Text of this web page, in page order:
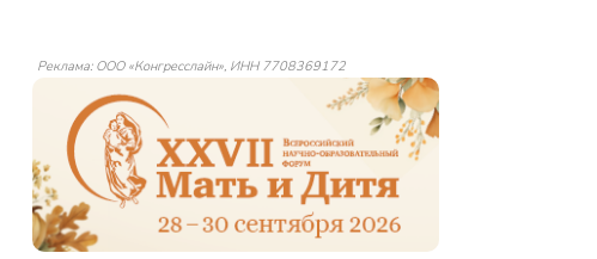
Реклама: ООО «Конгресслайн», ИНН 7708369172